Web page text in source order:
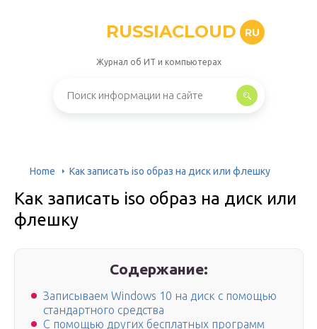
RUSSIACLOUD RU
Журнал об ИТ и компьютерах
Home Как записать iso образ на диск или флешку
Как записать iso образ на диск или
флешку
Содержание:
Записываем Windows 10 на диск с помощью
стандартного средства
С помощью других бесплатных программ